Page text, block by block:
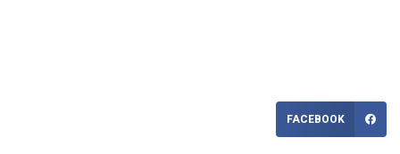
FACEBOOK